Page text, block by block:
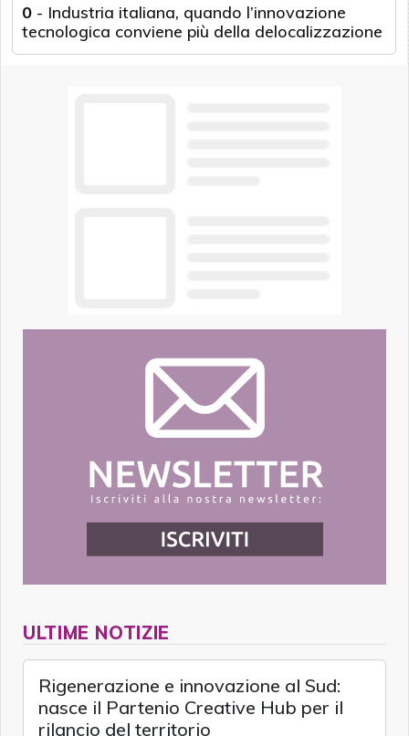
0 - Industria italiana, quando l’innovazione
tecnologica conviene più della delocalizzazione
ULTIME NOTIZIE
Rigenerazione e innovazione al Sud:
nasce il Partenio Creative Hub per il
rilancio del territorio